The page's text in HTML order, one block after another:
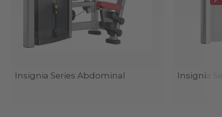
Insignia Series Abdominal Insignia